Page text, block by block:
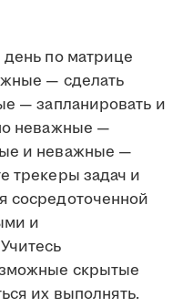
по матрице
— сделать
— запланировать и
неважные —
и неважные —
трекеры задач и
сосредоточенной
и
скрытые
их выполнять.